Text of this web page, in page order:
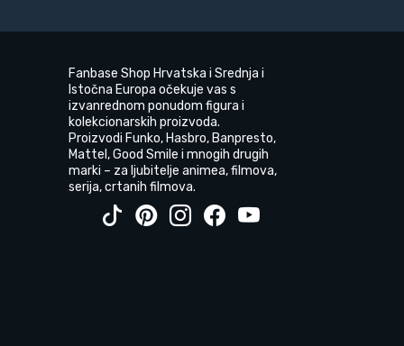
Fanbase Shop Hrvatska i Srednja i
Istočna Europa očekuje vas s
izvanrednom ponudom figura i
kolekcionarskih proizvoda.
Proizvodi Funko, Hasbro, Banpresto,
Mattel, Good Smile i mnogih drugih
marki – za ljubitelje animea, filmova,
serija, crtanih filmova.